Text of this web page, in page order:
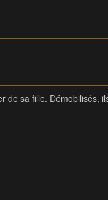
sa fille. Démobilisés,